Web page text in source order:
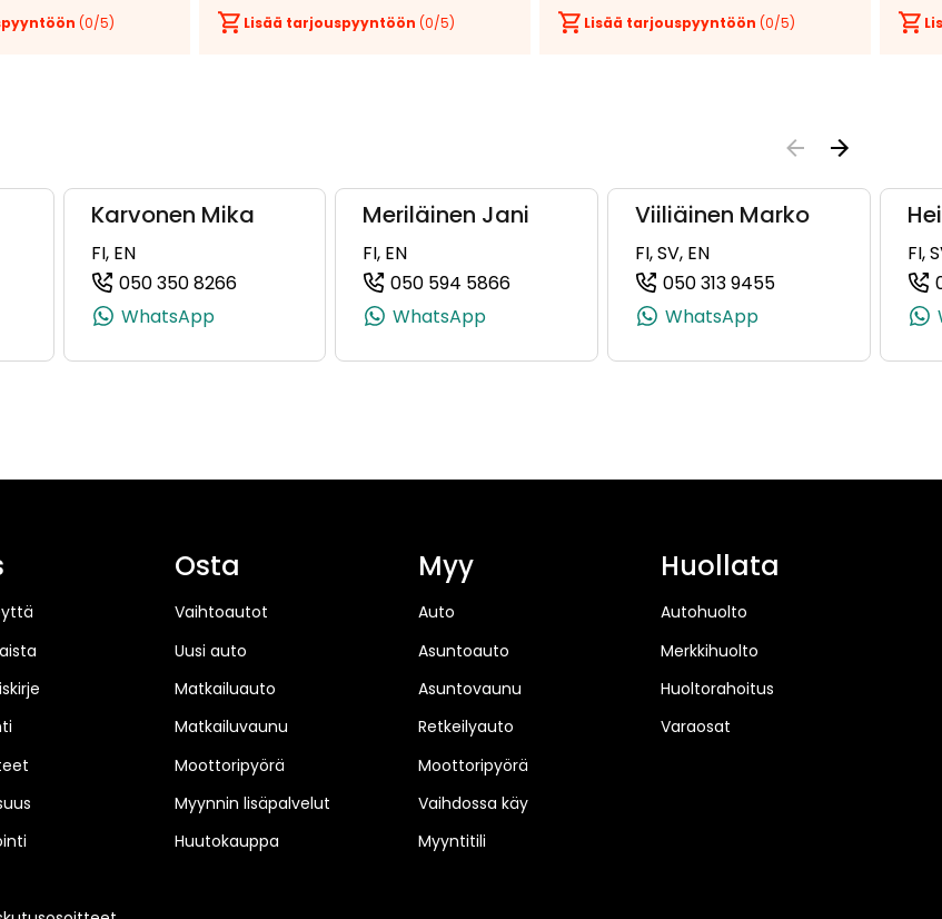
(0/5) Lisää tarjouspyyntöön (0/5) Lisää tarjouspyyntöön (0/5)
50 400 8549)0409226971, +358 40 922 6971)
Karvonen Mika
FI, EN
050 350 8266
(+358503508266, 0503508266, +358 50 350 8266)
WhatsApp
Meriläinen Jani
FI, EN
050 594 5866
(+358505945866, 0505945866, +358 50 594
WhatsApp
Viiliäinen Marko
FI, SV, EN
050 313 9455
(+358503139455,
WhatsApp
FI,
Osta
Vaihtoautot
Uusi auto
Matkailuauto
Matkailuvaunu
Moottoripyörä
Myynnin lisäpalvelut
Huutokauppa
Myy
Auto
Asuntoauto
Asuntovaunu
Retkeilyauto
Moottoripyörä
Vaihdossa käy
Myyntitili
Huollata
Autohuolto
Merkkihuolto
Huoltorahoitus
Varaosat